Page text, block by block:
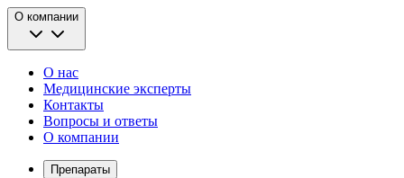
О компании
О нас
Медицинские эксперты
Контакты
Вопросы и ответы
О компании
Препараты